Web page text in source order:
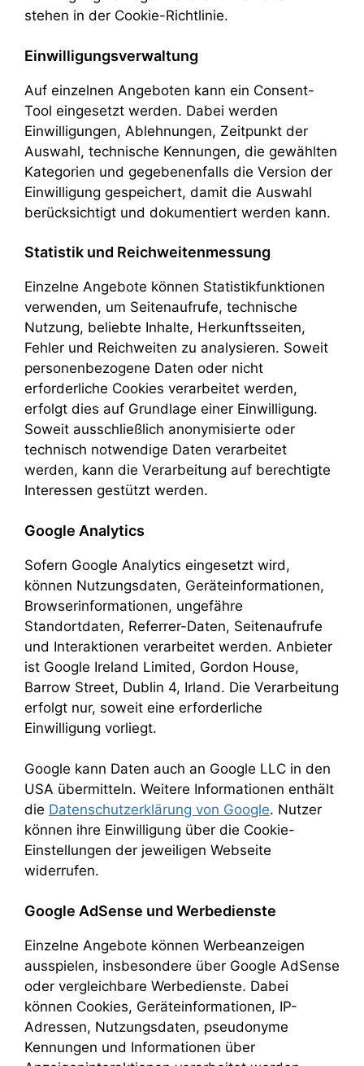
stehen in der Cookie-Richtlinie.
Einwilligungsverwaltung
Auf einzelnen Angeboten kann ein Consent-
Tool eingesetzt werden. Dabei werden
Einwilligungen, Ablehnungen, Zeitpunkt der
Auswahl, technische Kennungen, die gewählten
Kategorien und gegebenenfalls die Version der
Einwilligung gespeichert, damit die Auswahl
berücksichtigt und dokumentiert werden kann.
Statistik und Reichweitenmessung
Einzelne Angebote können Statistikfunktionen
verwenden, um Seitenaufrufe, technische
Nutzung, beliebte Inhalte, Herkunftsseiten,
Fehler und Reichweiten zu analysieren. Soweit
personenbezogene Daten oder nicht
erforderliche Cookies verarbeitet werden,
erfolgt dies auf Grundlage einer Einwilligung.
Soweit ausschließlich anonymisierte oder
technisch notwendige Daten verarbeitet
werden, kann die Verarbeitung auf berechtigte
Interessen gestützt werden.
Google Analytics
Sofern Google Analytics eingesetzt wird,
können Nutzungsdaten, Geräteinformationen,
Browserinformationen, ungefähre
Standortdaten, Referrer-Daten, Seitenaufrufe
und Interaktionen verarbeitet werden. Anbieter
ist Google Ireland Limited, Gordon House,
Barrow Street, Dublin 4, Irland. Die Verarbeitung
erfolgt nur, soweit eine erforderliche
Einwilligung vorliegt.
Google kann Daten auch an Google LLC in den
USA übermitteln. Weitere Informationen enthält
die Datenschutzerklärung von Google. Nutzer
können ihre Einwilligung über die Cookie-
Einstellungen der jeweiligen Webseite
widerrufen.
Google AdSense und Werbedienste
Einzelne Angebote können Werbeanzeigen
ausspielen, insbesondere über Google AdSense
oder vergleichbare Werbedienste. Dabei
können Cookies, Geräteinformationen, IP-
Adressen, Nutzungsdaten, pseudonyme
Kennungen und Informationen über